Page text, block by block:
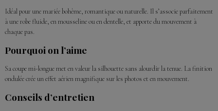
Idéal pour une mariée bohème, romantique ou naturelle. Il s’associe parfaitement
à une robe fluide, en mousseline ou en dentelle, et apporte du mouvement à
chaque pas.
Pourquoi on l’aime
Sa coupe mi-longue met en valeur la silhouette sans alourdir la tenue. La finition
ondulée crée un effet aérien magnifique sur les photos et en mouvement.
Conseils d’entretien